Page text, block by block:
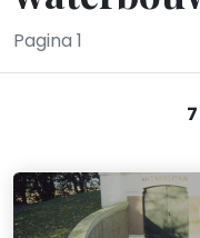
Pagina 1
7